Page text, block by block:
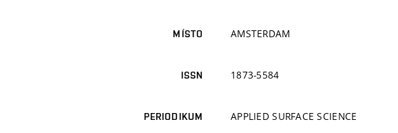
MÍSTO AMSTERDAM
ISSN 1873-5584
PERIODIKUM APPLIED SURFACE SCIENCE